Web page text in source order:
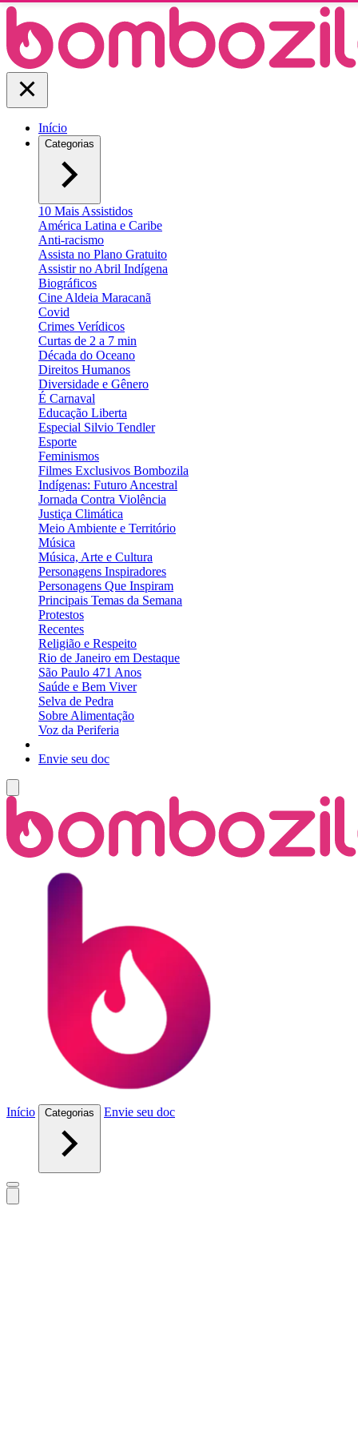
Início
Categorias
10 Mais Assistidos
América Latina e Caribe
Anti-racismo
Assista no Plano Gratuito
Assistir no Abril Indígena
Biográficos
Cine Aldeia Maracanã
Covid
Crimes Verídicos
Curtas de 2 a 7 min
Década do Oceano
Direitos Humanos
Diversidade e Gênero
É Carnaval
Educação Liberta
Especial Silvio Tendler
Esporte
Feminismos
Filmes Exclusivos Bombozila
Indígenas: Futuro Ancestral
Jornada Contra Violência
Justiça Climática
Meio Ambiente e Território
Música
Música, Arte e Cultura
Personagens Inspiradores
Personagens Que Inspiram
Principais Temas da Semana
Protestos
Recentes
Religião e Respeito
Rio de Janeiro em Destaque
São Paulo 471 Anos
Saúde e Bem Viver
Selva de Pedra
Sobre Alimentação
Voz da Periferia
Envie seu doc
Início Categorias Envie seu doc